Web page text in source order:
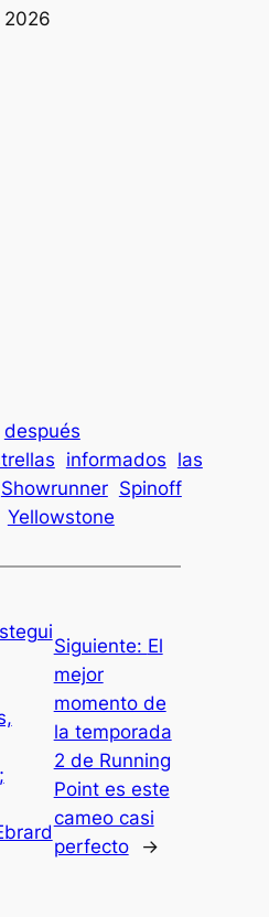
2026
después
informados las
Showrunner Spinoff
Yellowstone
Siguiente: El
mejor
momento de
la temporada
2 de Running
Point es este
cameo casi
perfecto
→